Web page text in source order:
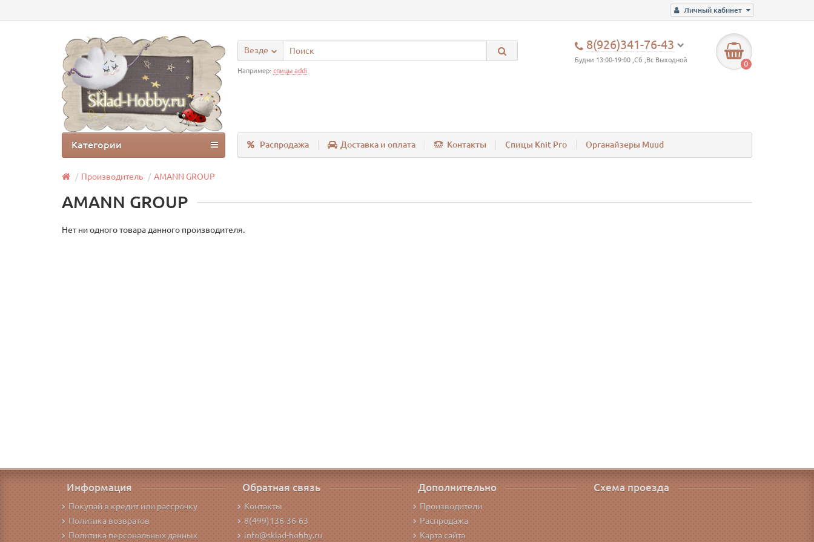
Личный кабинет
8(926)341-76-43
Будни 13:00-19:00 ,Сб ,Вс Выходной 0
Везде
Например: спицы addi
Распродажа Доставка и оплата Контакты Спицы Knit Pro Органайзеры Muud
Категории
Производитель AMANN GROUP
AMANN GROUP
Нет ни одного товара данного производителя.
Информация
Покупай в кредит или рассрочку
Политика возвратов
Политика персональных данных
Обратная связь
Контакты
8(499)136-36-63
info@sklad-hobby.ru
Дополнительно
Производители
Распродажа
Карта сайта
Схема проезда